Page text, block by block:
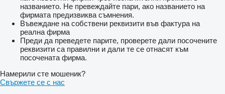
названието. Не превеждайте пари, ако названието на
фирмата предизвиква съмнения.
Въвеждане на собствени реквизити във фактура на
реална фирма
Преди да преведете парите, проверете дали посочените
реквизити са правилни и дали те се отнасят към
посочената фирма.
Намерили сте мошеник?
Свържете се с нас